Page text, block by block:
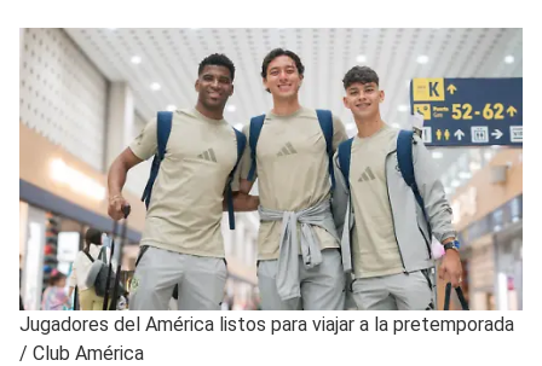
Jugadores del América listos para viajar a la pretemporada
/ Club América